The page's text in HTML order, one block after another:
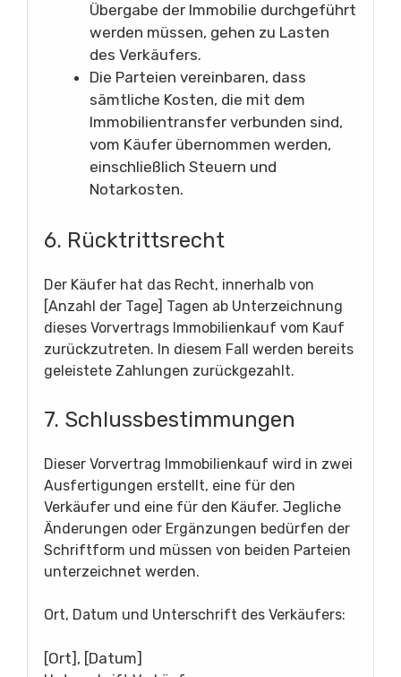
Übergabe der Immobilie durchgeführt
werden müssen, gehen zu Lasten
des Verkäufers.
Die Parteien vereinbaren, dass
sämtliche Kosten, die mit dem
Immobilientransfer verbunden sind,
vom Käufer übernommen werden,
einschließlich Steuern und
Notarkosten.
6. Rücktrittsrecht
Der Käufer hat das Recht, innerhalb von
[Anzahl der Tage] Tagen ab Unterzeichnung
dieses Vorvertrags Immobilienkauf vom Kauf
zurückzutreten. In diesem Fall werden bereits
geleistete Zahlungen zurückgezahlt.
7. Schlussbestimmungen
Dieser Vorvertrag Immobilienkauf wird in zwei
Ausfertigungen erstellt, eine für den
Verkäufer und eine für den Käufer. Jegliche
Änderungen oder Ergänzungen bedürfen der
Schriftform und müssen von beiden Parteien
unterzeichnet werden.
Ort, Datum und Unterschrift des Verkäufers:
[Ort], [Datum]